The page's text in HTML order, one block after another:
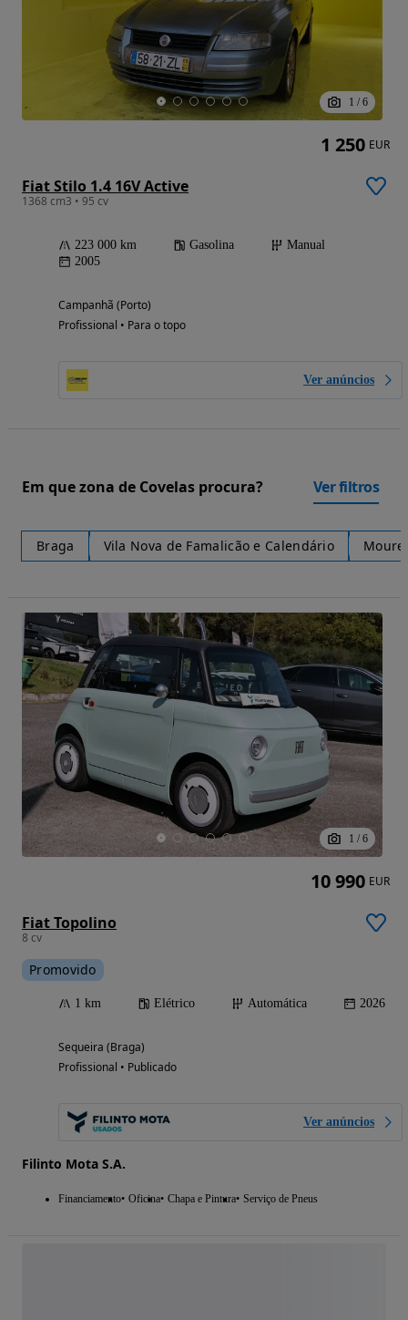
1 / 6
Fiat Stilo 1.4 16V Active
1368 cm3 • 95 cv
223 000 km Gasolina
Manual
2005
Campanhã (Porto)
Profissional • Para o topo
Ver anúncios
1 250 EUR
Em que zona de Covelas procura? Ver filtros
Braga Vila Nova de Famalicão e Calendário Moure
1 / 6
Fiat Topolino
8 cv
Promovido
1 km Elétrico Automática 2026
Sequeira (Braga)
Profissional • Publicado
Ver anúncios
Filinto Mota S.A.
Financiamento Oficina Chapa e Pintura Serviço de Pneus
10 990 EUR